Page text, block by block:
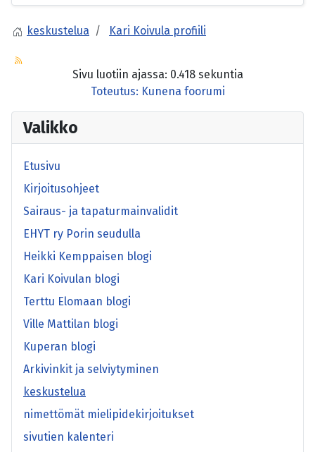
keskustelua Kari Koivula profiili
Sivu luotiin ajassa: 0.418 sekuntia
Toteutus: Kunena foorumi
Valikko
Etusivu
Kirjoitusohjeet
Sairaus- ja tapaturmainvalidit
EHYT ry Porin seudulla
Heikki Kemppaisen blogi
Kari Koivulan blogi
Terttu Elomaan blogi
Ville Mattilan blogi
Kuperan blogi
Arkivinkit ja selviytyminen
keskustelua
nimettömät mielipidekirjoitukset
sivutien kalenteri